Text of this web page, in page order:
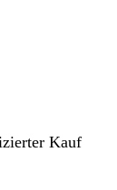
Kauf